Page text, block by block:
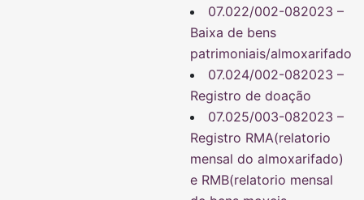
07.022/002-082023 –
Baixa de bens
patrimoniais/almoxarifado
07.024/002-082023 –
Registro de doação
07.025/003-082023 –
Registro RMA(relatorio
mensal do almoxarifado)
e RMB(relatorio mensal